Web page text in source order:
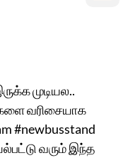
முடியல..
வரிசையாக
#newbusstand
வரும் இந்த